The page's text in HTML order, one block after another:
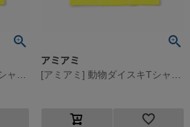
アミアミ